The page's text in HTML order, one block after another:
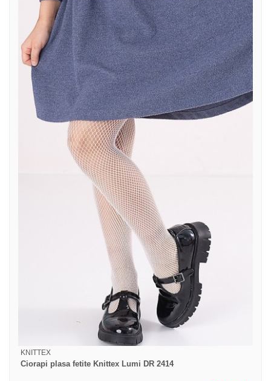
KNITTEX
Ciorapi plasa fetite Knittex Lumi DR 2414